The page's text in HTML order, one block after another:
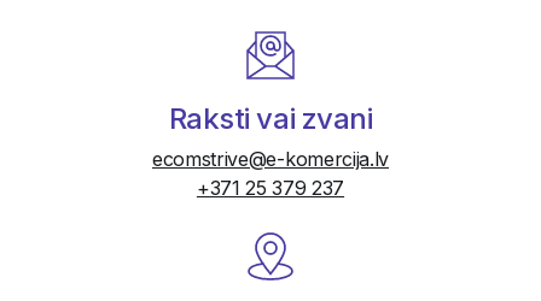
Raksti vai zvani
ecomstrive@e-komercija.lv
+371 25 379 237